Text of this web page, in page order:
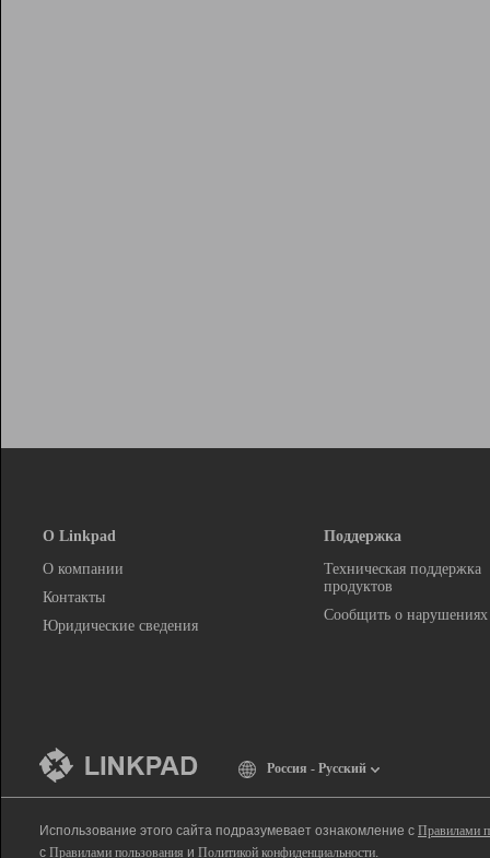
О Linkpad
О компании
Контакты
Юридические сведения
Поддержка
Техническая поддержка
продуктов
Сообщить о нарушениях
Россия - Русский
Использование этого сайта подразумевает ознакомление с Правилами
с Правилами пользования и Политикой конфиденциальности.